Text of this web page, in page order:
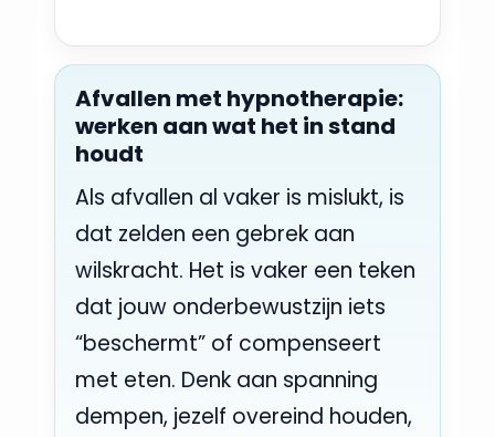
Afvallen met hypnotherapie:
werken aan wat het in stand
houdt
Als afvallen al vaker is mislukt, is
dat zelden een gebrek aan
wilskracht. Het is vaker een teken
dat jouw onderbewustzijn iets
“beschermt” of compenseert
met eten. Denk aan spanning
dempen, jezelf overeind houden,